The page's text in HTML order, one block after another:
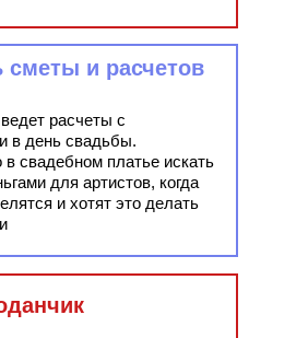
сметы и расчетов
расчеты с
в день свадьбы.
свадебном платье искать
для артистов, когда
и хотят это делать